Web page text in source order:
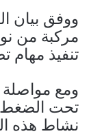
ووفق بيان
مركبة من
تنفيذ مهام
ومع مواصلة
تحت الضغط
نشاط هذه